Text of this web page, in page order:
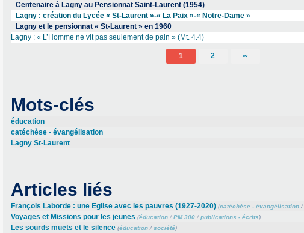
Centenaire à Lagny au Pensionnat Saint-Laurent (1954)
Lagny : création du Lycée « St-Laurent »-« La Paix »-« Notre-Dame »
Lagny et le pensionnat « St-Laurent » en 1960
Lagny : « L’Homme ne vit pas seulement de pain » (Mt. 4.4)
1 2 ∞
Mots-clés
éducation
catéchèse - évangélisation
Lagny St-Laurent
Articles liés
François Laborde : une Eglise avec les pauvres (1927-2020) (catéchèse - évangélisation/
Voyages et Missions pour les jeunes (éducation/PM 300/publications - écrits)
Les sourds muets et le silence (éducation/ société)